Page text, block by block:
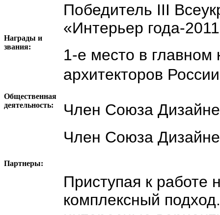
Награды и
звания:
Победитель III
«Интерьер года-
1-е место в главном
архитекторов
Общественная
деятельность:
Член Союза
Член Союза
Партнеры:
Приступая к работе
комплексный